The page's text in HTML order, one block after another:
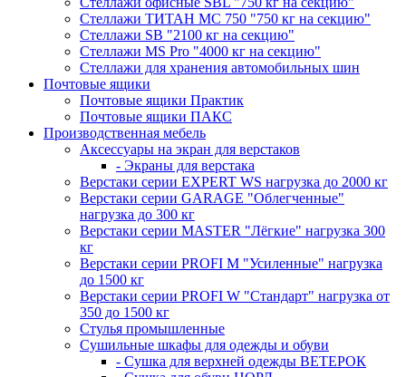
Стеллажи ТИТАН МС 750 "750 кг на секцию"
Стеллажи SB "2100 кг на секцию"
Стеллажи MS Pro "4000 кг на секцию"
Стеллажи для хранения автомобильных шин
Почтовые ящики
Почтовые ящики Практик
Почтовые ящики ПАКС
Производственная мебель
Аксессуары на экран для верстаков
- Экраны для верстака
Верстаки серии EXPERT WS нагрузка до 2000 кг
Верстаки серии GARAGE "Облегченные"
нагрузка до 300 кг
Верстаки серии MASTER "Лёгкие" нагрузка 300
кг
Верстаки серии PROFI M "Усиленные" нагрузка
до 1500 кг
Верстаки серии PROFI W "Стандарт" нагрузка от
350 до 1500 кг
Стулья промышленные
Сушильные шкафы для одежды и обуви
- Сушка для верхней одежды ВЕТЕРОК